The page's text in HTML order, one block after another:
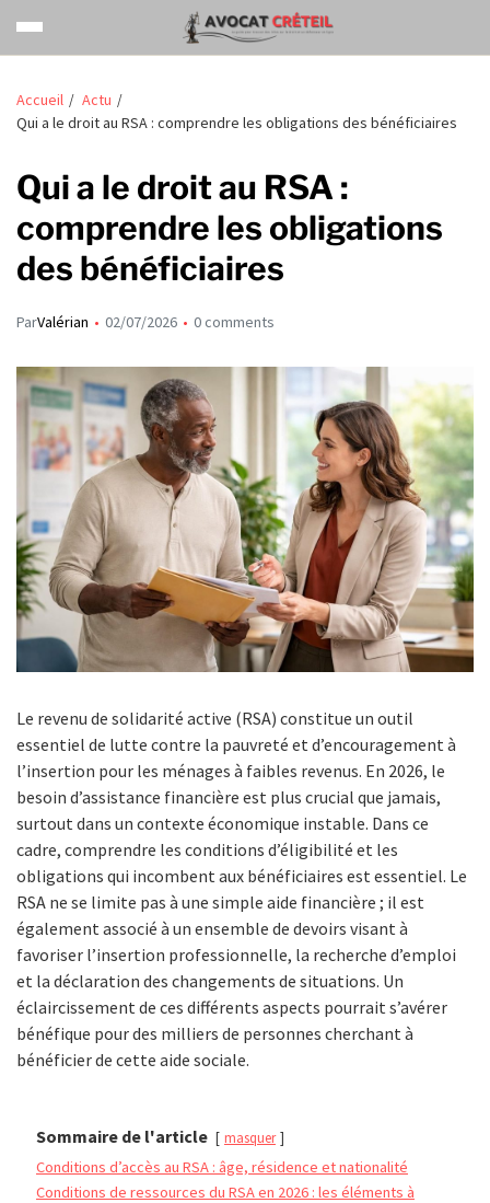
Accueil
Actu
Qui a le droit au RSA : comprendre les obligations des bénéficiaires
Qui a le droit au RSA :
comprendre les obligations
des bénéficiaires
ParValérian 02/07/2026 0 comments
Le revenu de solidarité active (RSA) constitue un outil
essentiel de lutte contre la pauvreté et d’encouragement à
l’insertion pour les ménages à faibles revenus. En 2026, le
besoin d’assistance financière est plus crucial que jamais,
surtout dans un contexte économique instable. Dans ce
cadre, comprendre les conditions d’éligibilité et les
obligations qui incombent aux bénéficiaires est essentiel. Le
RSA ne se limite pas à une simple aide financière ; il est
également associé à un ensemble de devoirs visant à
favoriser l’insertion professionnelle, la recherche d’emploi
et la déclaration des changements de situations. Un
éclaircissement de ces différents aspects pourrait s’avérer
bénéfique pour des milliers de personnes cherchant à
bénéficier de cette aide sociale.
Sommaire de l'article masquer
Conditions d’accès au RSA : âge, résidence et nationalité
Conditions de ressources du RSA en 2026 : les éléments à